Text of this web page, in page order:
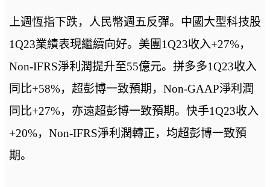
上週恆指下跌，人民幣週五反彈。中國大型科技股
1Q23業績表現繼續向好。美團1Q23收入+27%，
Non-IFRS淨利潤提升至55億元。拼多多1Q23收入
同比+58%，超彭博一致預期，Non-GAAP淨利潤
同比+27%，亦遠超彭博一致預期。快手1Q23收入
+20%，Non-IFRS淨利潤轉正，均超彭博一致預
期。